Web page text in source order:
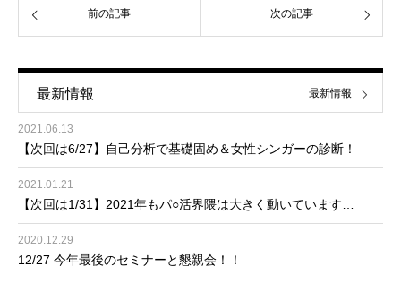
前の記事 次の記事
最新情報
2021.06.13
【次回は6/27】自己分析で基礎固め＆女性シンガーの診断！
2021.01.21
【次回は1/31】2021年もパ○活界隈は大きく動いています…
2020.12.29
12/27 今年最後のセミナーと懇親会！！
最新情報